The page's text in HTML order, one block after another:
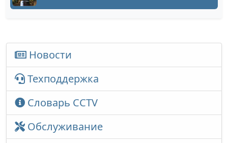
Новости
Техподдержка
Словарь CCTV
Обслуживание